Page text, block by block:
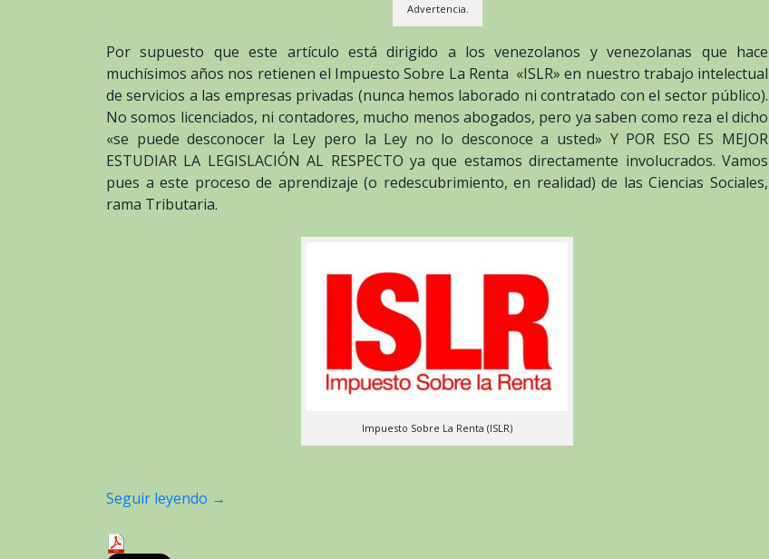
Advertencia.
Por supuesto que este artículo está dirigido a los venezolanos y venezolanas que hace
muchísimos años nos retienen el Impuesto Sobre La Renta «ISLR» en nuestro trabajo intelectual
de servicios a las empresas privadas (nunca hemos laborado ni contratado con el sector público).
No somos licenciados, ni contadores, mucho menos abogados, pero ya saben como reza el dicho
«se puede desconocer la Ley pero la Ley no lo desconoce a usted» Y POR ESO ES MEJOR
ESTUDIAR LA LEGISLACIÓN AL RESPECTO ya que estamos directamente involucrados. Vamos
pues a este proceso de aprendizaje (o redescubrimiento, en realidad) de las Ciencias Sociales,
rama Tributaria.
Impuesto Sobre La Renta (ISLR)
Seguir leyendo →